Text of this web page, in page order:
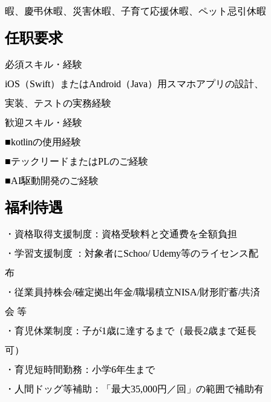
暇、慶弔休暇、災害休暇、子育て応援休暇、ペット忌引休暇
任职要求
必須スキル・経験
iOS（Swift）またはAndroid（Java）用スマホアプリの設計、
実装、テストの実務経験
歓迎スキル・経験
■kotlinの使用経験
■テックリードまたはPLのご経験
■AI駆動開発のご経験
福利待遇
・資格取得支援制度：資格受験料と交通费を全額負担
・学習支援制度 ：対象者にSchoo/ Udemy等のライセンス配
布
・従業員持株会/確定拠出年金/職場積立NISA/財形貯蓄/共済
会 等
・育児休業制度：子が1歳に達するまで（最長2歳まで延長
可）
・育児短時間勤務：小学6年生まで
・人間ドッグ等補助：「最大35,000円／回」の範囲で補助有